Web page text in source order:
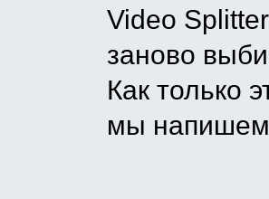
Video
заново
Как только
мы напишем